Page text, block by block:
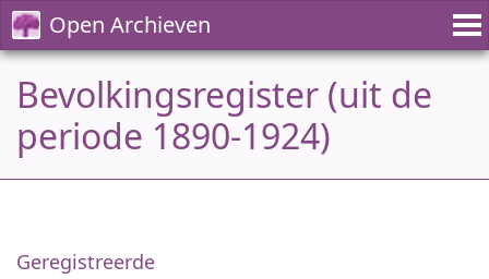
Open Archieven
Bevolkingsregister (uit de
periode 1890-1924)
Geregistreerde